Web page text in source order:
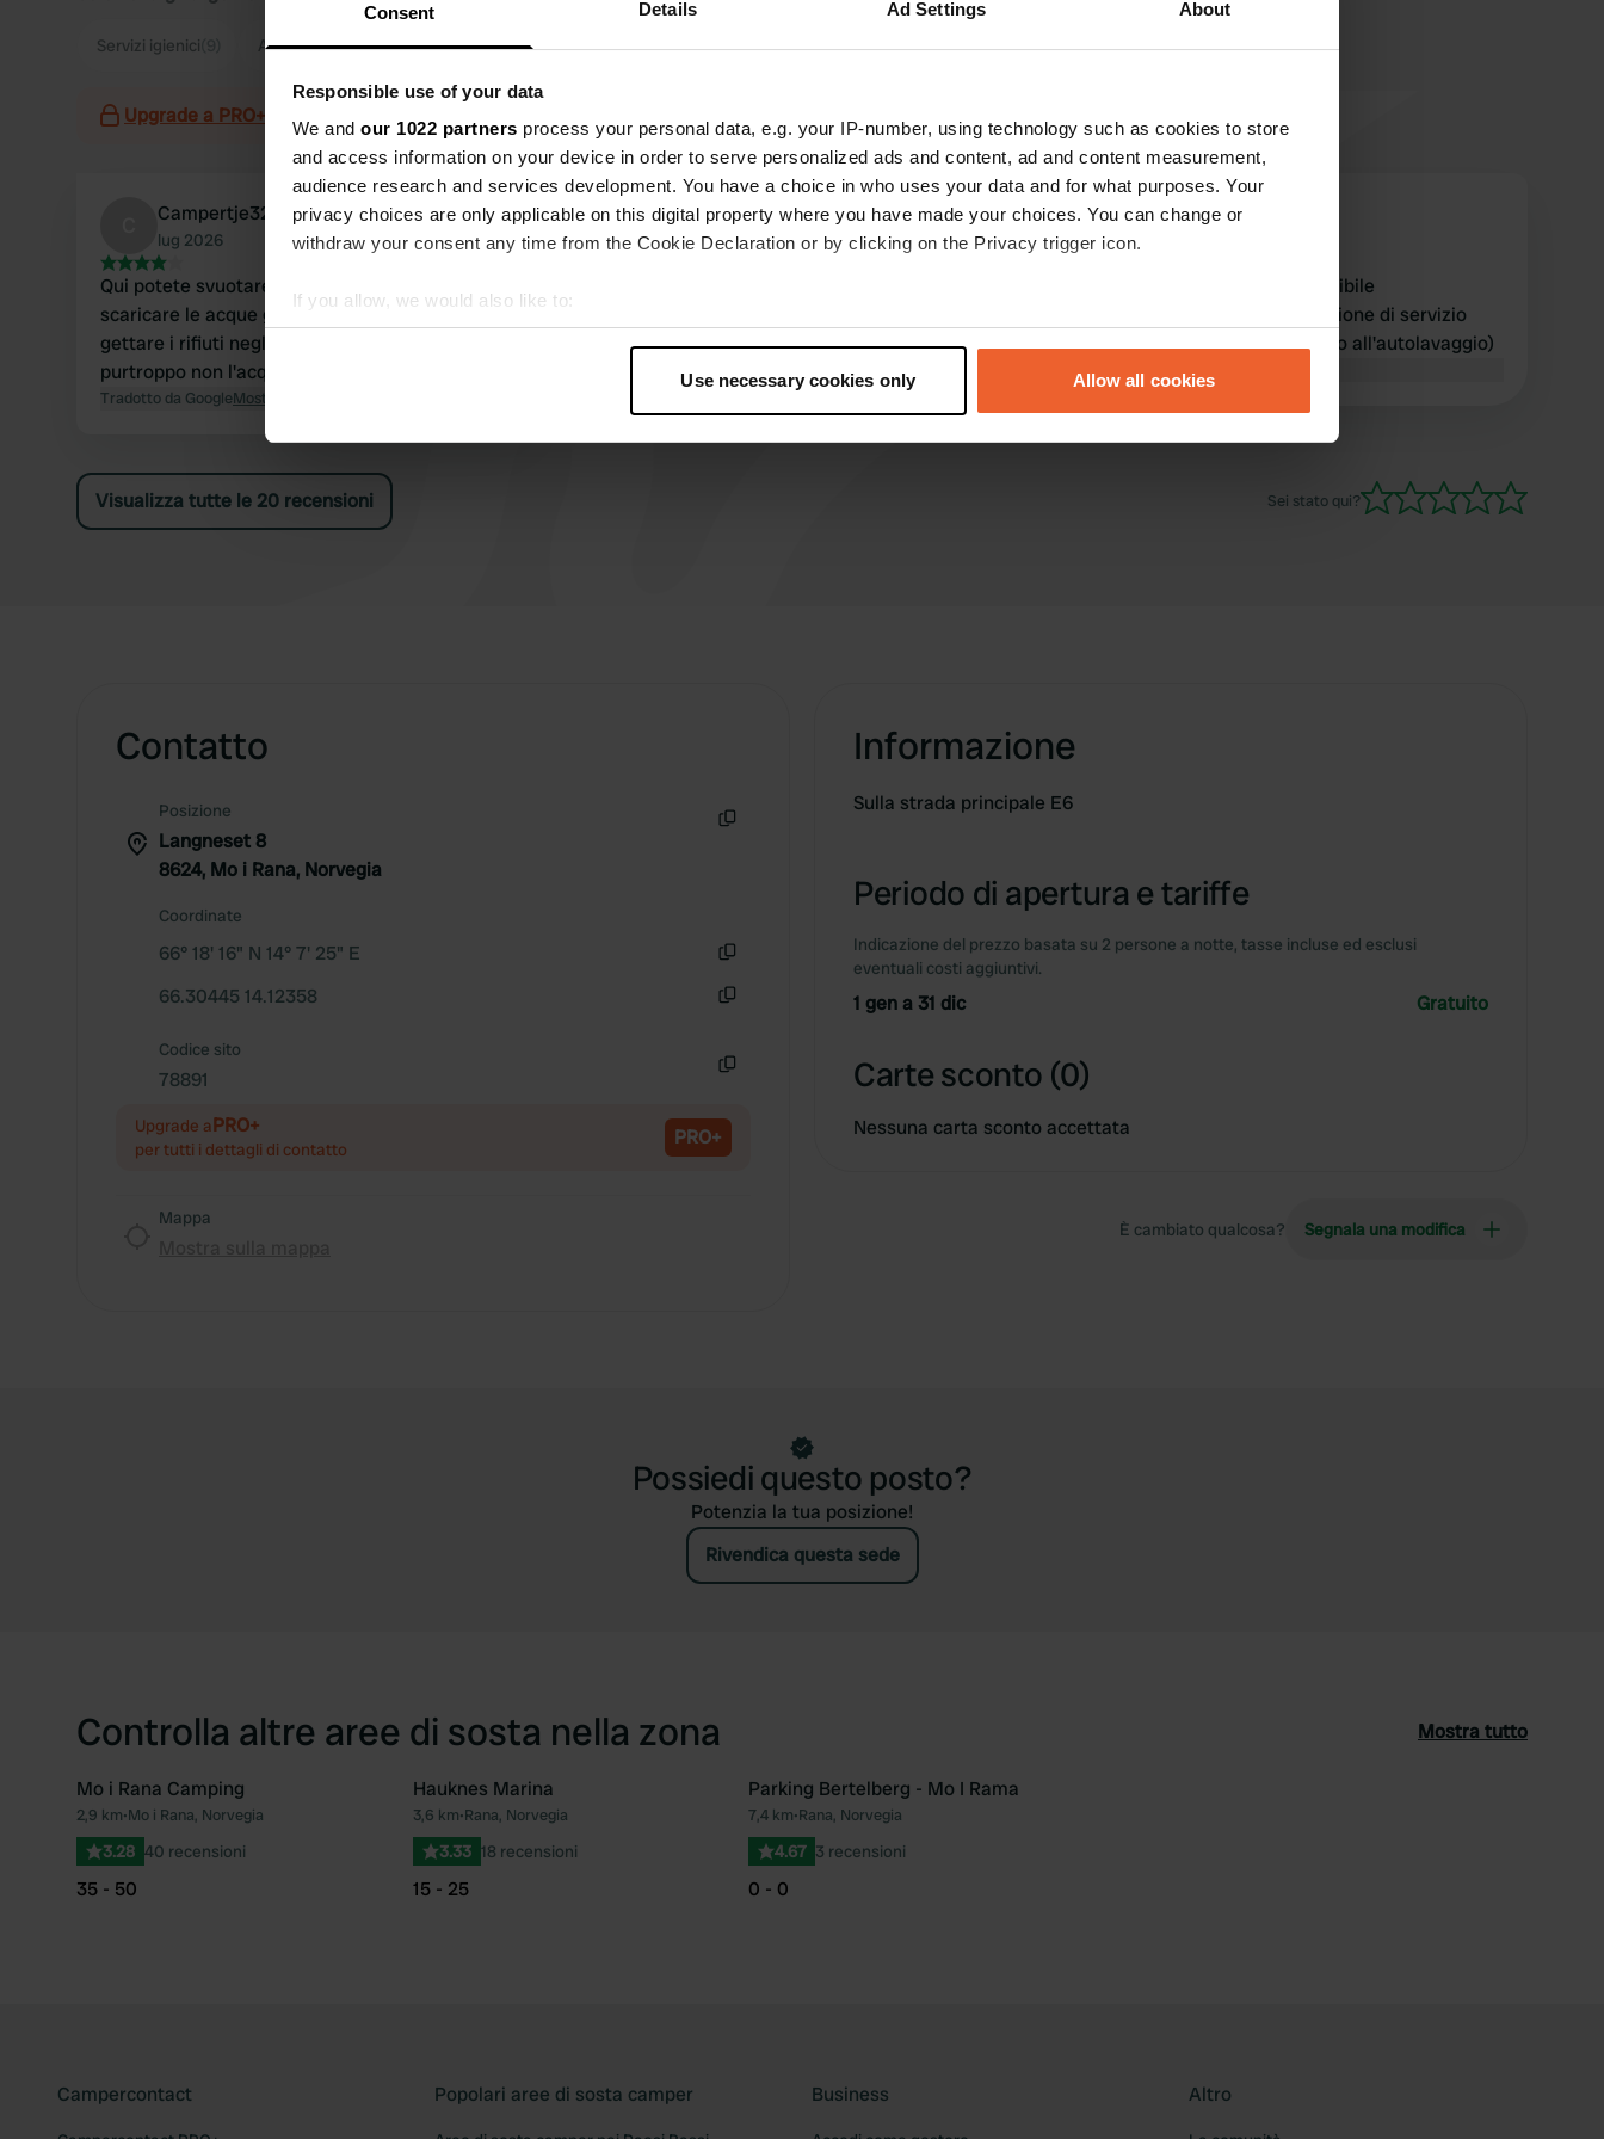
Consent Details Ad Settings About
Responsible use of your data
We and our 1022 partners process your personal data, e.g. your IP-number, using technology such as cookies to store
and access information on your device in order to serve personalized ads and content, ad and content measurement,
audience research and services development. You have a choice in who uses your data and for what purposes. Your
privacy choices are only applicable on this digital property where you have made your choices. You can change or
withdraw your consent any time from the Cookie Declaration or by clicking on the Privacy trigger icon.
If you allow, we would also like to:
Collect information about your geographical location which can be accurate to within several meters
Find out more about how your personal data is processed and set your preferences in the
information about your use of our site with our social media, advertising and analytics partners who may combine it with
other information that you’ve provided to them or that they’ve collected from your use of their services.
Use necessary cookies only Allow all cookies
Servizi igienici Autostrada(2)
Upgrade a PRO+
Campertje32
lug 2026
Qui potete svuotare il WC, potete anche
scaricare le acque grigie nella fossa e potete
gettare i rifiuti negli appositi contenitori, ma
purtroppo non l'acqua potabile.
Tradotto da GoogleMostra originale
L LCB
mag 2026
J Jp-en-sonja
Acqua fresca/potabile disponibile
gratuitamente presso la stazione di servizio
Esso dietro l'angolo (rubinetto all'autolavaggio)
Tradotto da Google
Visualizza tutte le 20 recensioni Sei stato qui?
Contatto
Posizione
Langneset 8
8624, Mo i Rana, Norvegia
Coordinate
66° 18' 16" N 14° 7' 25" E
66.30445 14.12358
Codice sito
78891
Upgrade aPRO+
per tutti i dettagli di contatto PRO+
Mappa
Informazione
Sulla strada principale E6
Periodo di apertura e tariffe
Indicazione del prezzo basata su 2 persone a notte, tasse incluse ed esclusi
eventuali costi aggiuntivi.
1 gen a 31 dic Gratuito
Carte sconto (0)
Nessuna carta sconto accettata
È cambiato qualcosa? Segnala una modifica
Possiedi questo posto?
Potenzia la tua posizione!
Rivendica questa sede
Controlla altre aree di sosta nella zona Mostra tutto
Preferito
Mo i Rana Camping
2,9 km•Mo i Rana, Norvegia
3.28 40 recensioni
35 - 50
Preferito
Hauknes Marina
3,6 km•Rana, Norvegia
3.33 18 recensioni
15 - 25
Parking Bertelberg - Mo I Rama
7,4 km•Rana, Norvegia
4.67 3 recensioni
0 - 0
Campercontact Popolari aree di sosta camper Business Altro